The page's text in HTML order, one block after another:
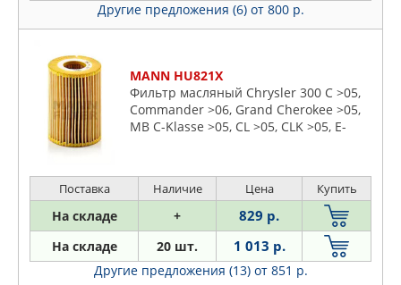
Другие предложения (6) от 800 р.
MANN HU821X
Фильтр масляный Chrysler 300 C >05,
Commander >06, Grand Cherokee >05,
MB C-Klasse >05, CL >05, CLK >05, E-
Поставка Наличие Цена Купить
На складе + 829 р.
На складе 20 шт. 1 013 р.
Другие предложения (13) от 851 р.